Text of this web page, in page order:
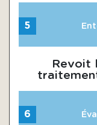
5
Revoit
6